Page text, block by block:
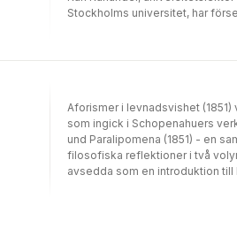
Stockholms universitet, har
Aforismer i levnadsvishet (1851)
som ingick i Schopenahuers
und Paralipomena (1851) - en
filosofiska reflektioner i två
avsedda som en introduktion till